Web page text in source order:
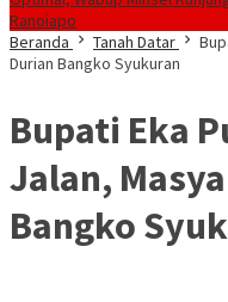
Ranoiapo
Beranda
Tanah Datar
Durian Bangko Syukuran
Bupati Eka
Jalan,
Bangko